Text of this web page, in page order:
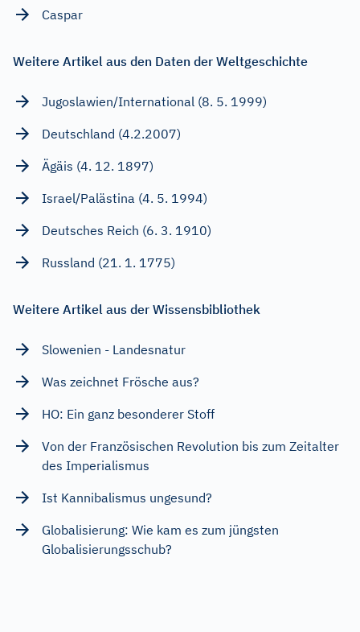
Caspar
Weitere Artikel aus den Daten der Weltgeschichte
Jugoslawien/International (8. 5. 1999)
Deutschland (4.2.2007)
Ägäis (4. 12. 1897)
Israel/Palästina (4. 5. 1994)
Deutsches Reich (6. 3. 1910)
Russland (21. 1. 1775)
Weitere Artikel aus der Wissensbibliothek
Slowenien - Landesnatur
Was zeichnet Frösche aus?
HO: Ein ganz besonderer Stoff
Von der Französischen Revolution bis zum Zeitalter
des Imperialismus
Ist Kannibalismus ungesund?
Globalisierung: Wie kam es zum jüngsten
Globalisierungsschub?